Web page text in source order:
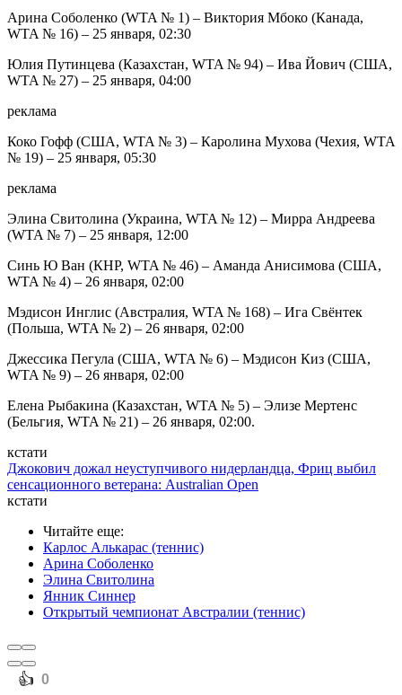
Арина Соболенко (WTA № 1) – Виктория Мбоко (Канада,
WTA № 16) – 25 января, 02:30
Юлия Путинцева (Казахстан, WTA № 94) – Ива Йович (США,
WTA № 27) – 25 января, 04:00
реклама
Коко Гофф (США, WTA № 3) – Каролина Мухова (Чехия, WTA
№ 19) – 25 января, 05:30
реклама
Элина Свитолина (Украина, WTA № 12) – Мирра Андреева
(WTA № 7) – 25 января, 12:00
Синь Ю Ван (КНР, WTA № 46) – Аманда Анисимова (США,
WTA № 4) – 26 января, 02:00
Мэдисон Инглис (Австралия, WTA № 168) – Ига Свёнтек
(Польша, WTA № 2) – 26 января, 02:00
Джессика Пегула (США, WTA № 6) – Мэдисон Киз (США,
WTA № 9) – 26 января, 02:00
Елена Рыбакина (Казахстан, WTA № 5) – Элизе Мертенс
(Бельгия, WTA № 21) – 26 января, 02:00.
кстати
Джокович дожал неуступчивого нидерландца, Фриц выбил
сенсационного ветерана: Australian Open
кстати
Читайте еще:
Карлос Алькарас (теннис)
Арина Соболенко
Элина Свитолина
Янник Синнер
Открытый чемпионат Австралии (теннис)
️👍 0